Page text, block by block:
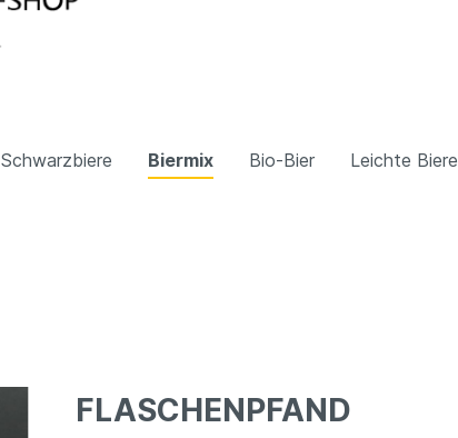
Schwarzbiere Biermix Bio-Bier Leichte Biere
FLASCHENPFAND